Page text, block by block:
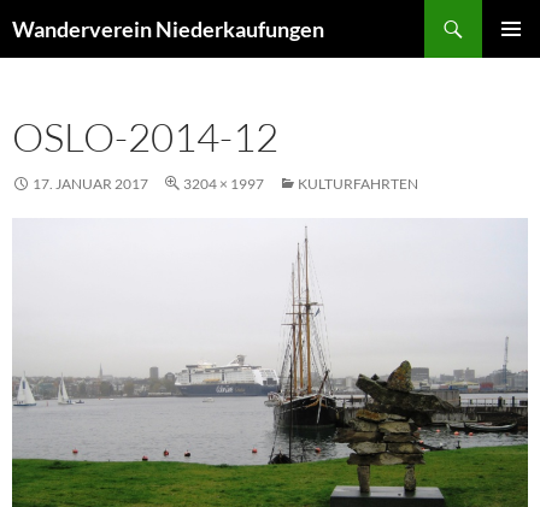
Wanderverein Niederkaufungen
OSLO-2014-12
17. JANUAR 2017 3204 × 1997 KULTURFAHRTEN